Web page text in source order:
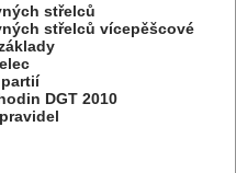
střelců
střelců vícepěšcové
DGT 2010